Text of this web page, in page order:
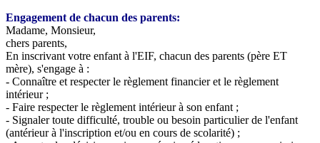
Engagement de chacun des parents:
Madame, Monsieur,
chers parents,
En inscrivant votre enfant à l'EIF, chacun des parents (père ET
mère), s'engage à :
- Connaître et respecter le règlement financier et le règlement
intérieur ;
- Faire respecter le règlement intérieur à son enfant ;
- Signaler toute difficulté, trouble ou besoin particulier de l'enfant
(antérieur à l'inscription et/ou en cours de scolarité) ;